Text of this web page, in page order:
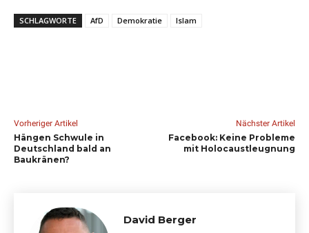
SCHLAGWORTE AfD Demokratie Islam
Vorheriger Artikel
Hängen Schwule in
Deutschland bald an
Baukränen?
Nächster Artikel
Facebook: Keine Probleme
mit Holocaustleugnung
David Berger